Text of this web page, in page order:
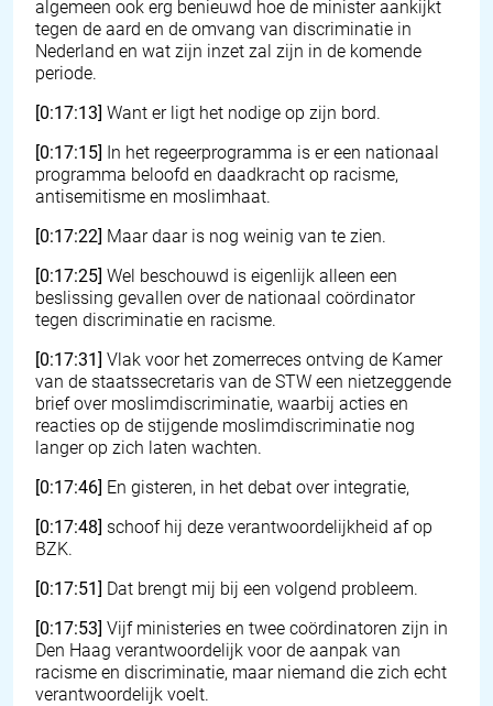
algemeen ook erg benieuwd hoe de minister aankijkt
tegen de aard en de omvang van discriminatie in
Nederland en wat zijn inzet zal zijn in de komende
periode.
[0:17:13] Want er ligt het nodige op zijn bord.
[0:17:15] In het regeerprogramma is er een nationaal
programma beloofd en daadkracht op racisme,
antisemitisme en moslimhaat.
[0:17:22] Maar daar is nog weinig van te zien.
[0:17:25] Wel beschouwd is eigenlijk alleen een
beslissing gevallen over de nationaal coördinator
tegen discriminatie en racisme.
[0:17:31] Vlak voor het zomerreces ontving de Kamer
van de staatssecretaris van de STW een nietzeggende
brief over moslimdiscriminatie, waarbij acties en
reacties op de stijgende moslimdiscriminatie nog
langer op zich laten wachten.
[0:17:46] En gisteren, in het debat over integratie,
[0:17:48] schoof hij deze verantwoordelijkheid af op
BZK.
[0:17:51] Dat brengt mij bij een volgend probleem.
[0:17:53] Vijf ministeries en twee coördinatoren zijn in
Den Haag verantwoordelijk voor de aanpak van
racisme en discriminatie, maar niemand die zich echt
verantwoordelijk voelt.